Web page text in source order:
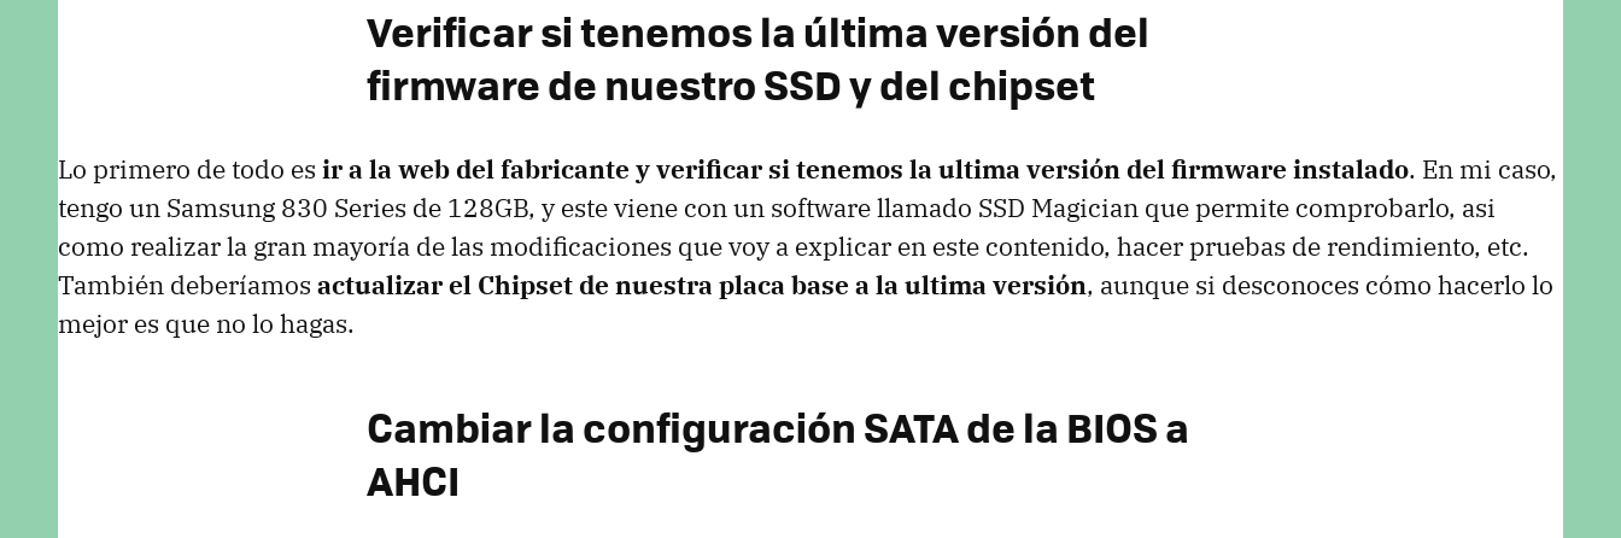
Verificar si tenemos la última versión del
firmware de nuestroSSDy del chipset
Lo primero de todo es ir a la web del fabricante y verificar si tenemos la ultima versión del firmware instalado. En mi caso,
tengo un Samsung 830 Series de 128GB, y este viene con un software llamado SSD Magician que permite comprobarlo, asi
como realizar la gran mayoría de las modificaciones que voy a explicar en este contenido, hacer pruebas de rendimiento, etc.
También deberíamos actualizar el Chipset de nuestra placa base a la ultima versión, aunque si desconoces cómo hacerlo lo
mejor es que no lo hagas.
Cambiar la configuraciónSATAde la BIOSa
AHCI